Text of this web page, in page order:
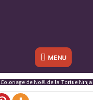
Sous
l'en-
MENU
Coloriage de Noël de la Tortue Ninja